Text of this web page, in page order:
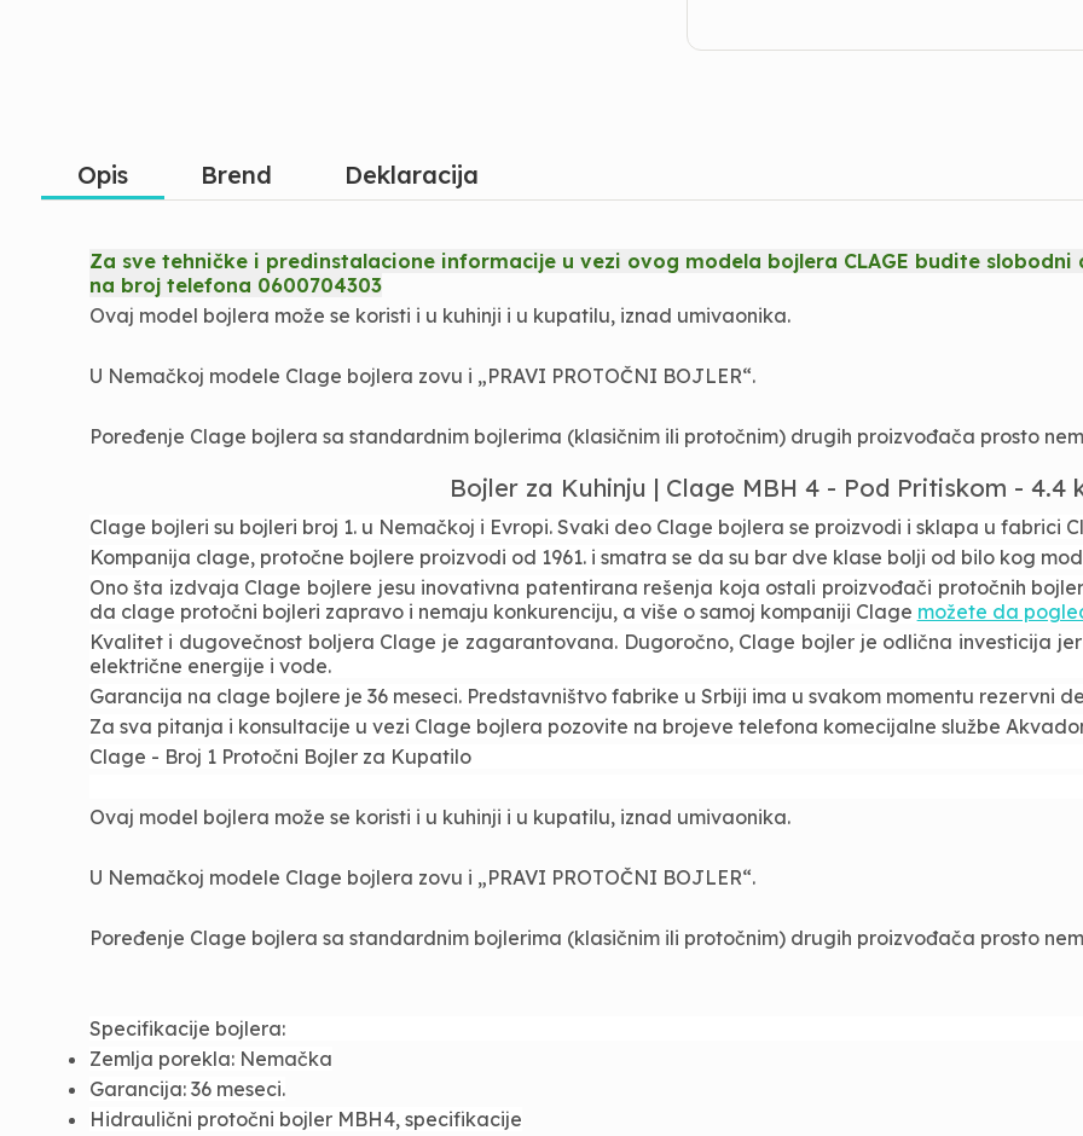
Opis Brend Deklaracija
Za sve tehničke i predinstalacione informacije u vezi ovog modela bojlera CLAGE budite slobodni da
na broj telefona 0600704303
Ovaj model bojlera može se koristi i u kuhinji i u kupatilu, iznad umivaonika.
U Nemačkoj modele Clage bojlera zovu i „PRAVI PROTOČNI BOJLER“.
Poređenje Clage bojlera sa standardnim bojlerima (klasičnim ili protočnim) drugih proizvođača prosto
Bojler za Kuhinju | Clage MBH 4 - Pod Pritiskom - 4.4
Clage bojleri su bojleri broj 1. u Nemačkoj i Evropi. Svaki deo Clage bojlera se proizvodi i sklapa u fabrici
Kompanija clage, protočne bojlere proizvodi od 1961. i smatra se da su bar dve klase bolji od bilo kog
Ono šta izdvaja Clage bojlere jesu inovativna patentirana rešenja koja ostali proizvođači protočnih
da clage protočni bojleri zapravo i nemaju konkurenciju, a više o samoj kompaniji Clage možete da
Kvalitet i dugovečnost boljera Clage je zagarantovana. Dugoročno, Clage bojler je odlična investicija
električne energije i vode.
Garancija na clage bojlere je 36 meseci. Predstavništvo fabrike u Srbiji ima u svakom momentu rezervni
Za sva pitanja i konsultacije u vezi Clage bojlera pozovite na brojeve telefona komecijalne službe
Clage - Broj 1 Protočni Bojler za Kupatilo
Ovaj model bojlera može se koristi i u kuhinji i u kupatilu, iznad umivaonika.
U Nemačkoj modele Clage bojlera zovu i „PRAVI PROTOČNI BOJLER“.
Poređenje Clage bojlera sa standardnim bojlerima (klasičnim ili protočnim) drugih proizvođača prosto
Specifikacije bojlera:
Zemlja porekla: Nemačka
Garancija: 36 meseci.
Hidraulični protočni bojler MBH4, specifikacije